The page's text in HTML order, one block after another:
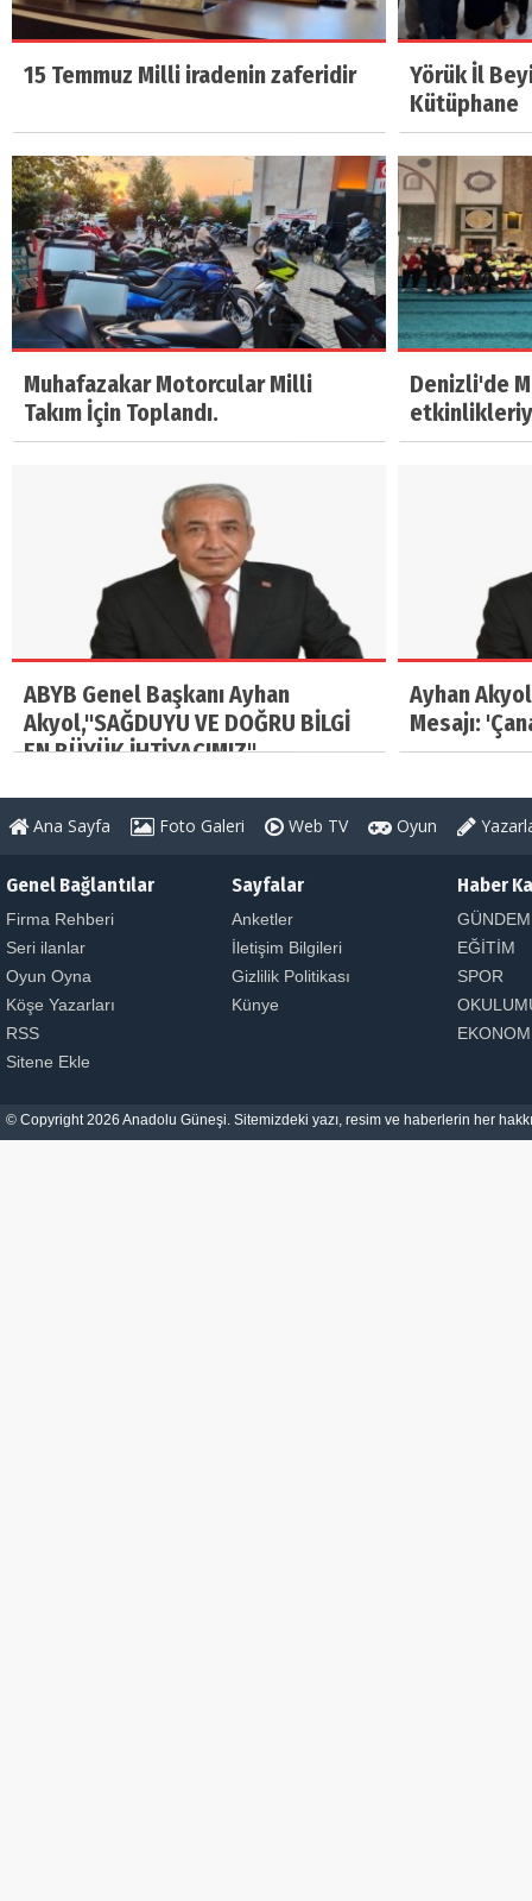
15 Temmuz Milli iradenin zaferidir
Yörük İl
Kütüphane
Muhafazakar Motorcular Milli
Takım İçin Toplandı.
Denizli'de
ABYB Genel Başkanı Ayhan
Akyol,"SAĞDUYU VE DOĞRU BİLGİ
EN BÜYÜK İHTİYACIMIZ"
Ayhan
Mesajı:
Ana Sayfa Foto Galeri Web TV Oyun
Genel Bağlantılar
Firma Rehberi
Seri ilanlar
Oyun Oyna
Köşe Yazarları
RSS
Sitene Ekle
Sayfalar
Anketler
İletişim Bilgileri
Gizlilik Politikası
Künye
Haber
GÜNDEM
EĞİTİM
SPOR
© Copyright 2026 Anadolu Güneşi. Sitemizdeki yazı, resim ve haberlerin her